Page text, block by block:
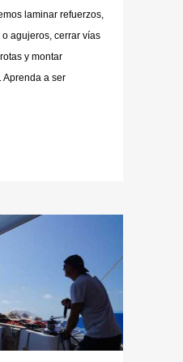
laminar refuerzos,
agujeros, cerrar vías
y montar
Aprenda a ser